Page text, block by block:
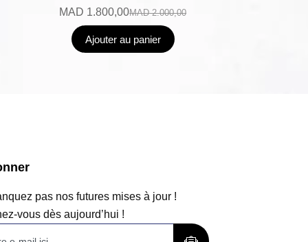
MAD2.000,00
MAD 1.800,00
Ajouter au panier
pas nos futures mises à jour !
vous dès aujourd’hui !